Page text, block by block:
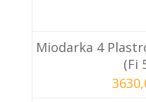
Miodarka 4
(fi